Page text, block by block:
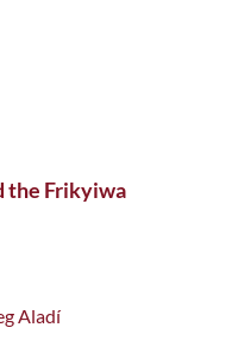
the Frikyiwa
Aladí